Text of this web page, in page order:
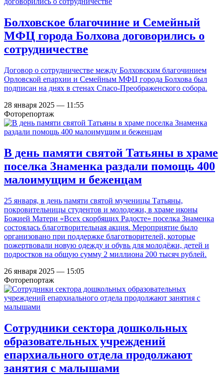
Болховское благочиние и Семейный
МФЦ города Болхова договорились о
сотрудничестве
Договор о сотрудничестве между Болховским благочинием
Орловской епархии и Семейным МФЦ города Болхова был
подписан на днях в стенах Спасо-Преображенского собора.
28 января 2025 — 11:55
Фоторепортаж
В день памяти святой Татьяны в храме
поселка Знаменка раздали помощь 400
малоимущим и беженцам
25 января, в день памяти святой мученицы Татьяны,
покровительницы студентов и молодежи, в храме иконы
Божией Матери «Всех скорбящих Радосте» поселка Знаменка
состоялась благотворительная акция. Мероприятие было
организовано при поддержке благотворителей, которые
пожертвовали новую одежду и обувь для молодёжи, детей и
подростков на общую сумму 2 миллиона 200 тысяч рублей.
26 января 2025 — 15:05
Фоторепортаж
Сотрудники сектора дошкольных
образовательных учреждений
епархиального отдела продолжают
занятия с малышами